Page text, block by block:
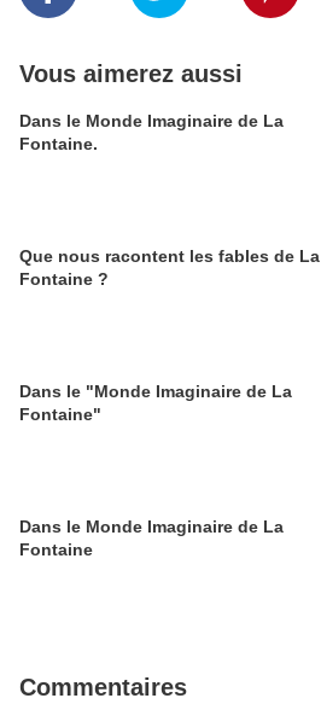
Vous aimerez aussi
Dans le Monde Imaginaire de La
Fontaine.
Que nous racontent les fables de La
Fontaine ?
Dans le "Monde Imaginaire de La
Fontaine"
Dans le Monde Imaginaire de La
Fontaine
Commentaires